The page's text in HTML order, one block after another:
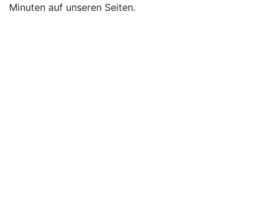
Minuten auf unseren Seiten.